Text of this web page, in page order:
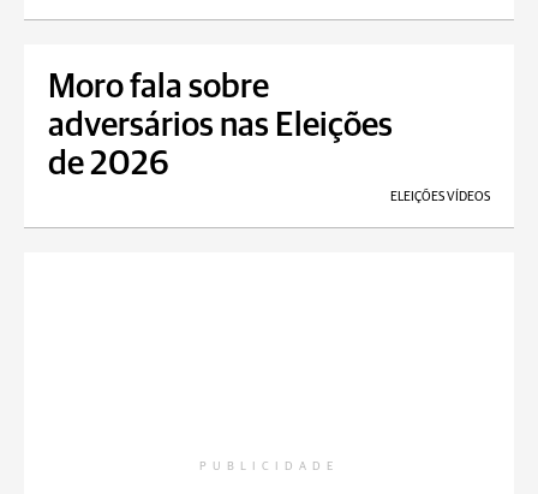
Moro fala sobre
adversários nas Eleições
de 2026
ELEIÇÕES VÍDEOS
PUBLICIDADE